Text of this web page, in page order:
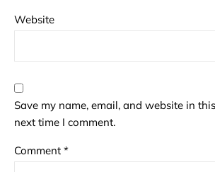
Website
Save my name, email, and website in
next time I comment.
Comment *